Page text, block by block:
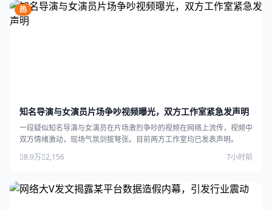
热
知名导演与女演员片场争吵视频曝光，双方工作室紧急发声明
一段疑似知名导演与女演员在片场激烈争吵的视频在网络上流传，视频中
双方情绪激动，现场气氛剑拔弩张。目前两方工作室均已发表声明。
8.9万 2,156 7小时前